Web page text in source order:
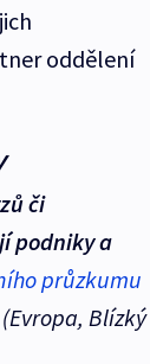
oddělení
či
podniky a
průzkumu
Blízký